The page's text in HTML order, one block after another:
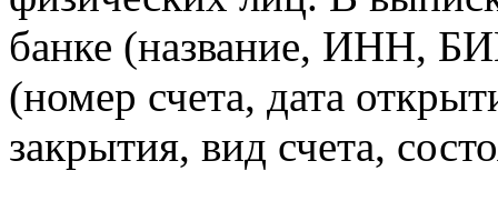
банке (название, ИНН,
(номер счета, дата
закрытия, вид счета,